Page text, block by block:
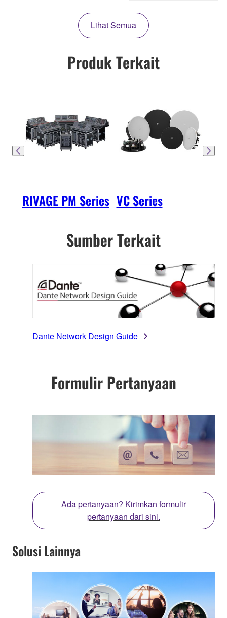
Lihat Semua
Produk Terkait
RIVAGE PM Series VC Series
Sumber Terkait
Dante Network Design Guide
Formulir Pertanyaan
Ada pertanyaan? Kirimkan formulir
pertanyaan dari sini.
Solusi Lainnya